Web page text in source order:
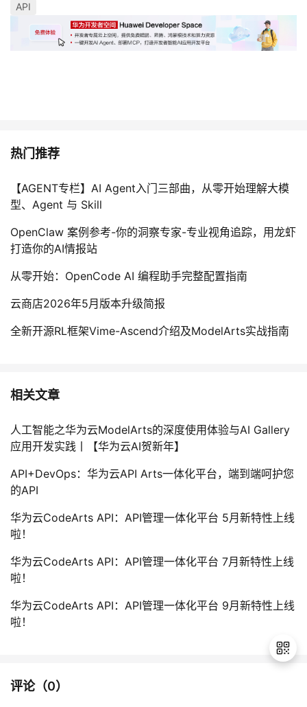
API
热门推荐
【AGENT专栏】AI Agent入门三部曲，从零开始理解大模
型、Agent 与 Skill
OpenClaw 案例参考-你的洞察专家-专业视角追踪，用龙虾
打造你的AI情报站
从零开始：OpenCode AI 编程助手完整配置指南
云商店2026年5月版本升级简报
全新开源RL框架Vime-Ascend介绍及ModelArts实战指南
相关文章
人工智能之华为云ModelArts的深度使用体验与AI Gallery
应用开发实践丨【华为云AI贺新年】
API+DevOps：华为云API Arts一体化平台，端到端呵护您
的API
华为云CodeArts API：API管理一体化平台 5月新特性上线
啦！
华为云CodeArts API：API管理一体化平台 7月新特性上线
啦！
华为云CodeArts API：API管理一体化平台 9月新特性上线
啦！
评论（0）